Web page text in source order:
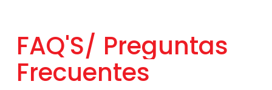
FAQ'S/ Preguntas
Frecuentes